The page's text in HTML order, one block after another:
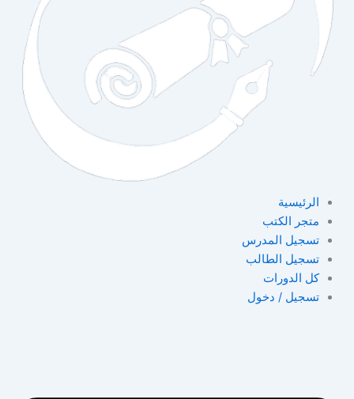
الرئيسية
متجر الكتب
تسجيل المدرس
تسجيل الطالب
كل الدورات
تسجيل / دخول